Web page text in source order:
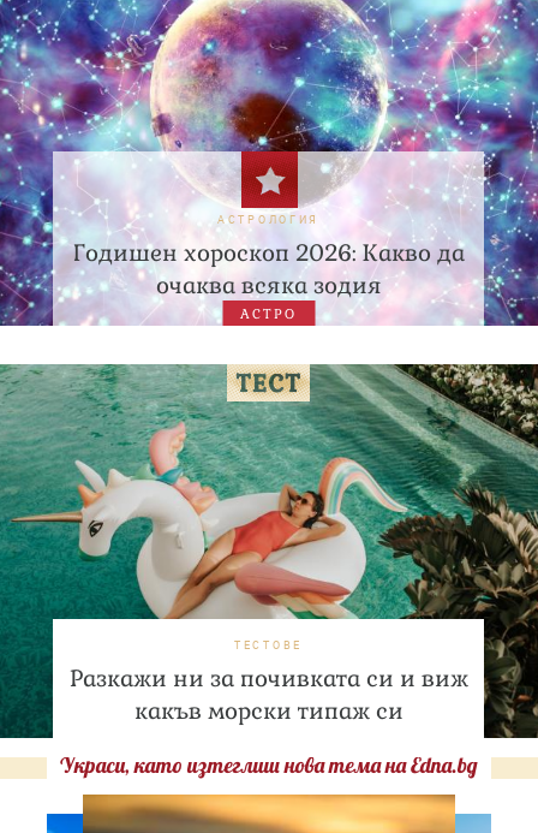
АСТРОЛОГИЯ
Годишен хороскоп 2026: Какво да
очаква всяка зодия
АСТРО
ТЕСТОВЕ
Разкажи ни за почивката си и виж
какъв морски типаж си
Украси, като изтеглиш нова тема на Edna.bg